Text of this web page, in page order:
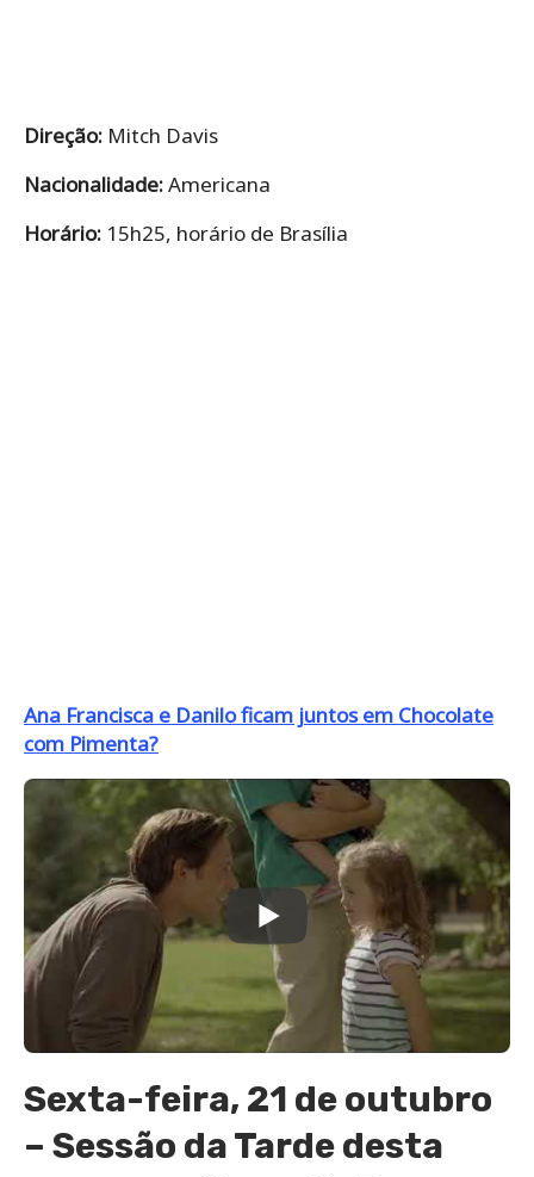
Direção: Mitch Davis
Nacionalidade:Americana
Horário: 15h25, horário de Brasília
Ana Francisca e Danilo ficam juntos em Chocolate
com Pimenta?
Sexta-feira, 21 de outubro
– Sessão da Tarde desta